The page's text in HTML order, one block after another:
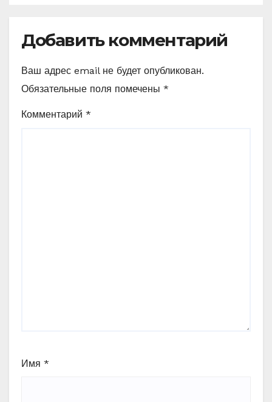
Добавить комментарий
Ваш адрес email не будет опубликован.
Обязательные поля помечены *
Комментарий *
Имя *